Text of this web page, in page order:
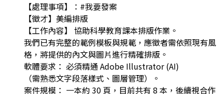
【處理事項】：#我要發案
【徵才】美編排版
【工作內容】 協助科學教育課本排版作業。
我們已有完整的範例模板與規範，應徵者需依照現有風
格，將提供的內文與圖片進行精確排版。
軟體要求： 必須精通 Adobe Illustrator (AI)
（需熟悉文字段落樣式、圖層管理）。
案件規模： 一本約 30 頁，目前共有 8 本，後續視合作